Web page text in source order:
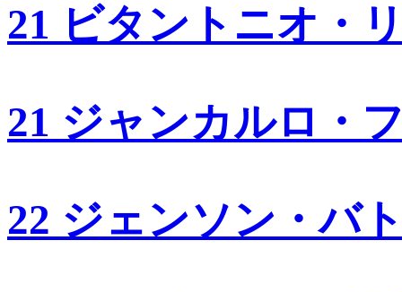
21 ビタントニオ・
21 ジャンカルロ・
22 ジェンソン・バ